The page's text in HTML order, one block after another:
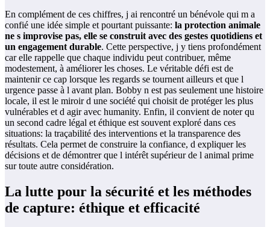
En complément de ces chiffres, j ai rencontré un bénévole qui m a
confié une idée simple et pourtant puissante: la protection animale
ne s improvise pas, elle se construit avec des gestes quotidiens et
un engagement durable. Cette perspective, j y tiens profondément
car elle rappelle que chaque individu peut contribuer, même
modestement, à améliorer les choses. Le véritable défi est de
maintenir ce cap lorsque les regards se tournent ailleurs et que l
urgence passe à l avant plan. Bobby n est pas seulement une histoire
locale, il est le miroir d une société qui choisit de protéger les plus
vulnérables et d agir avec humanity. Enfin, il convient de noter qu
un second cadre légal et éthique est souvent exploré dans ces
situations: la traçabilité des interventions et la transparence des
résultats. Cela permet de construire la confiance, d expliquer les
décisions et de démontrer que l intérêt supérieur de l animal prime
sur toute autre considération.
La lutte pour la sécurité et les méthodes
de capture: éthique et efficacité